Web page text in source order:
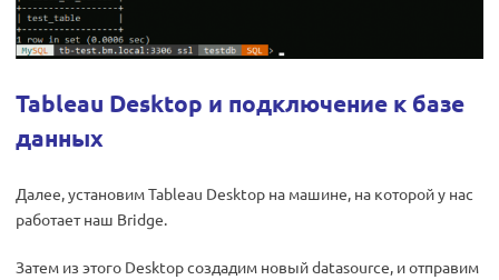
Tableau Desktop и подключение к базе
данных
Далее, установим Tableau Desktop на машине, на которой у нас
работает наш Bridge.
Затем из этого Desktop создадим новый datasource, и отправим